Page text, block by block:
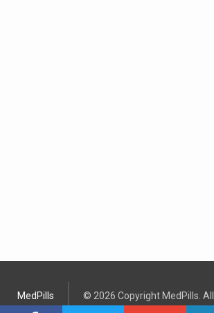
MedPills © 2026 Copyright MedPills.